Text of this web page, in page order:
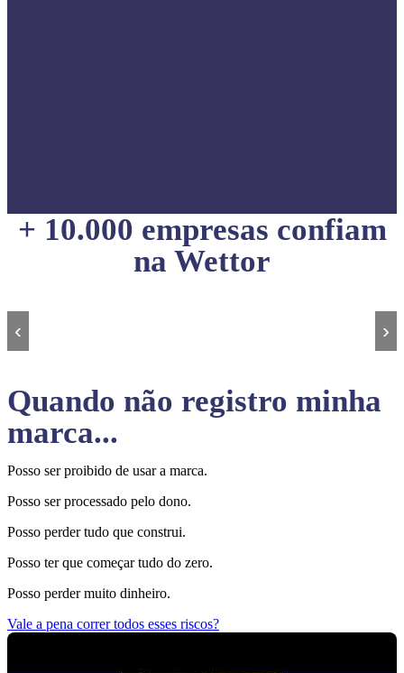
+ 10.000 empresas confiam
na Wettor
‹ ›
Quando não registro minha
marca...
Posso ser proibido de usar a marca.
Posso ser processado pelo dono.
Posso perder tudo que construi.
Posso ter que começar tudo do zero.
Posso perder muito dinheiro.
Vale a pena correr todos esses riscos?